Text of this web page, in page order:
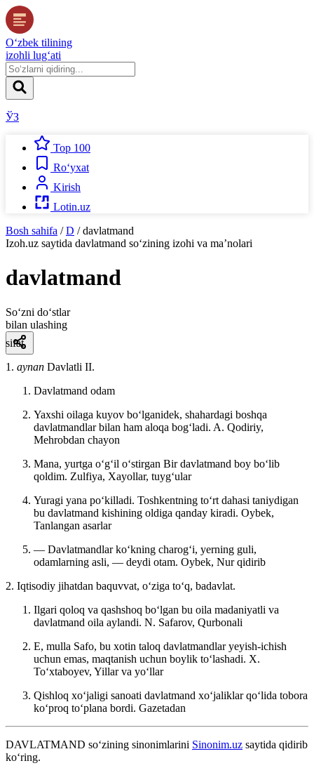
O‘zbek tilining
izohli lug‘ati
ЎЗ
Top 100
Ro‘yxat
Kirish
Lotin.uz
Bosh sahifa / D / davlatmand
Izoh.uz saytida davlatmand so‘zining izohi va ma’nolari
davlatmand
So‘zni do‘stlar
bilan ulashing
sifat
1. aynan Davlatli II.
Davlatmand odam
Yaxshi oilaga kuyov boʻlganidek, shahardagi boshqa
davlatmandlar bilan ham aloqa bogʻladi. A. Qodiriy,
Mehrobdan chayon
Mana, yurtga oʻgʻil oʻstirgan Bir davlatmand boy boʻlib
qoldim. Zulfiya, Xayollar, tuygʻular
Yuragi yana poʻkilladi. Toshkentning toʻrt dahasi taniydigan
bu davlatmand kishining oldiga qanday kiradi. Oybek,
Tanlangan asarlar
— Davlatmandlar koʻkning charogʻi, yerning guli,
odamlarning asli, — deydi otam. Oybek, Nur qidirib
2. Iqtisodiy jihatdan baquvvat, oʻziga toʻq, badavlat.
Ilgari qoloq va qashshoq boʻlgan bu oila madaniyatli va
davlatmand oila aylandi. N. Safarov, Qurbonali
E, mulla Safo, bu xotin taloq davlatmandlar yeyish-ichish
uchun emas, maqtanish uchun boylik toʻlashadi. X.
Toʻxtaboyev, Yillar va yoʻllar
Qishloq xoʻjaligi sanoati davlatmand xoʻjaliklar qoʻlida tobora
koʻproq toʻplana bordi. Gazetadan
DAVLATMAND so‘zining sinonimlarini Sinonim.uz saytida qidirib
ko‘ring.